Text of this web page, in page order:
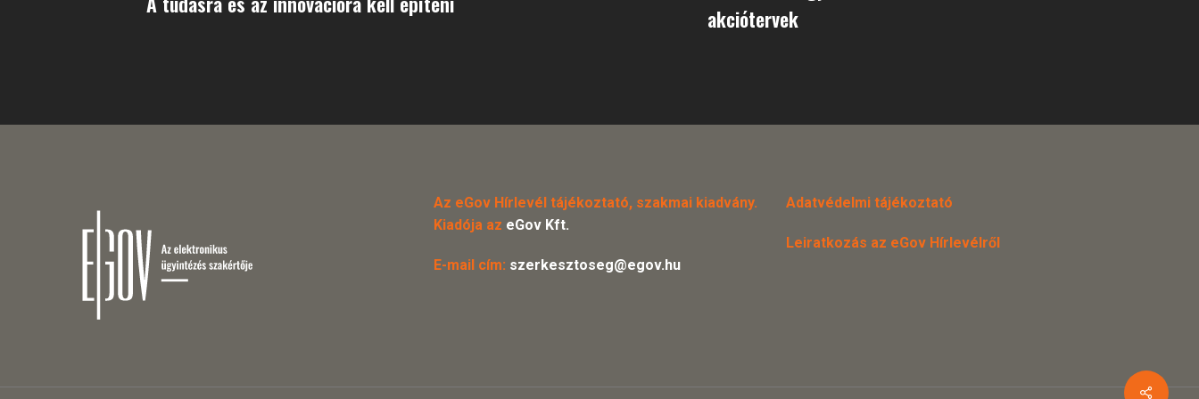
akciótervek
Az eGov Hírlevél tájékoztató, szakmai kiadvány.
Kiadója az eGov Kft.
E-mail cím: szerkesztoseg@egov.hu
Adatvédelmi tájékoztató
Leiratkozás az eGov Hírlevélről